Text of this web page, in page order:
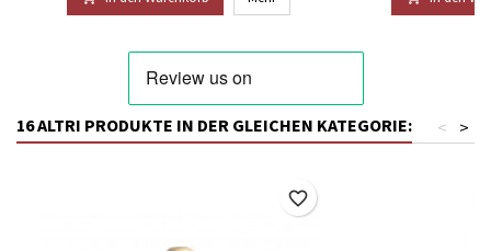
16 ALTRI PRODUKTE IN DER GLEICHEN KATEGORIE: >
<
favorite_border